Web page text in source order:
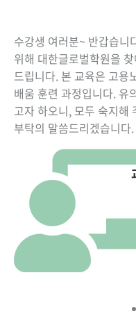
수강생 여러분~ 반갑습니
위해 대한글로벌학원을
드립니다. 본 교육은 고용
배움 훈련 과정입니다. 유
고자 하오니, 모두 숙지해
부탁의 말씀드리겠습니다